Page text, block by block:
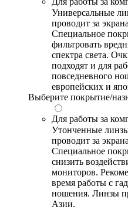
Универсальные
проводит за
Специальное
фильтровать
спектра света.
подходят и для
повседневного
европейских и
Выберите покрытие/
Для работы за
Утонченные
проводит за
Специальное
снизить
мониторов.
время работы с
ношения. Линзы
Азии.